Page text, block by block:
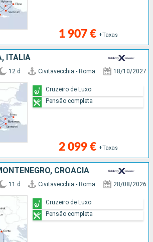
1 907 € +Taxas
ITÁLIA
12 d Civitavecchia - Roma 18/10/2027
2 099 € +Taxas
Cruzeiro de Luxo
Pensão completa
CROÁCIA
11 d Civitavecchia - Roma 28/08/2026
Cruzeiro de Luxo
Pensão completa